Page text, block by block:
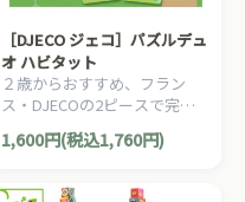
［DJECO ジェコ］パズルデュ
オ ハビタット
２歳からおすすめ、フラン
ス・DJECOの2ピースで完成
する絵合わせパズル『パズル
デュオ』。10種類の動物たち
せましょう。
1,600円(税込1,760円)